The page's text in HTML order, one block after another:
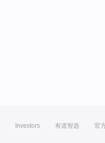
Investors 有道智选 官